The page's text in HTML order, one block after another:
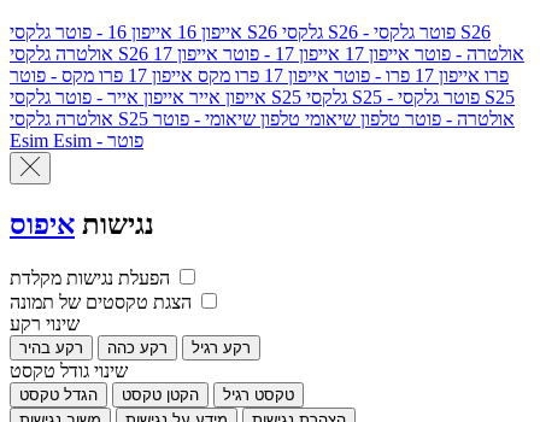
אייפון 16 אייפון 16 - פוטר גלקסי S26 גלקסי S26 - פוטר גלקסי S26
אולטרה
גלקסי S26 אולטרה - פוטר אייפון 17 אייפון 17 - פוטר
אייפון 17
פרו אייפון 17 פרו - פוטר אייפון 17 פרו מקס
אייפון 17 פרו מקס - פוטר
אייפון אייר אייפון אייר - פוטר גלקסי S25 גלקסי S25 - פוטר גלקסי S25
אולטרה
גלקסי S25 אולטרה - פוטר טלפון שיאומי טלפון שיאומי - פוטר
Esim
Esim - פוטר
נגישות איפוס
הפעלת נגישות מקלדת
הצגת טקסטים של תמונה
שינוי רקע
רקע בהיר רקע כהה רקע רגיל
שינוי גודל טקסט
הגדל טקסט הקטן טקסט
טקסט רגיל